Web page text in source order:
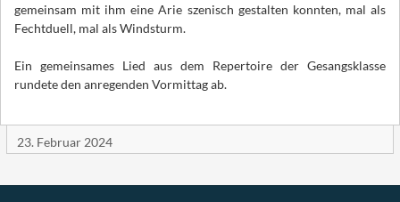
gemeinsam mit ihm eine Arie szenisch gestalten konnten, mal als
Fechtduell, mal als Windsturm.
Ein gemeinsames Lied aus dem Repertoire der Gesangsklasse
rundete den anregenden Vormittag ab.
23. Februar 2024